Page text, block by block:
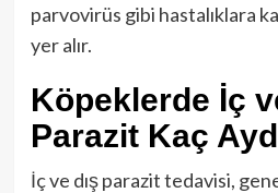
parvovirüs gibi hastalıklara
yer alır.
Köpeklerde İç
Parazit Kaç
İç ve dış parazit tedavisi,